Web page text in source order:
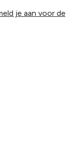
je aan voor de